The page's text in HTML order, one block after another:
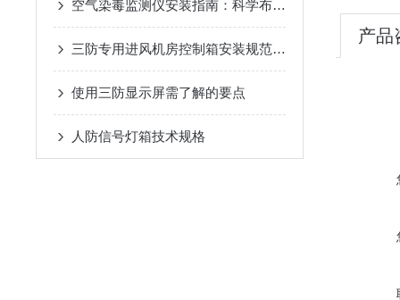
空气染毒监测仪安装指南：科学布局与规范操作的关键步骤
三防专用进风机房控制箱安装规范详解
使用三防显示屏需了解的要点
人防信号灯箱技术规格
产品